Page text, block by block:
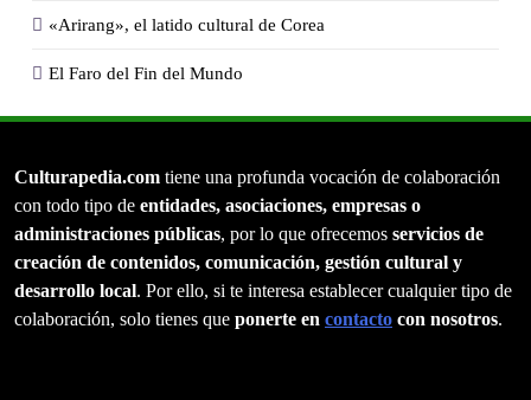
«Arirang», el latido cultural de Corea
El Faro del Fin del Mundo
Culturapedia.com tiene una profunda vocación de colaboración
con todo tipo de entidades, asociaciones, empresas o
administraciones públicas, por lo que ofrecemos servicios de
creación de contenidos, comunicación, gestión cultural y
desarrollo local. Por ello, si te interesa establecer cualquier tipo de
colaboración, solo tienes que ponerte en contacto con nosotros.